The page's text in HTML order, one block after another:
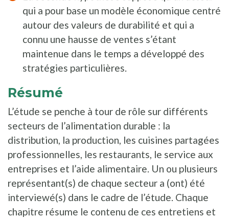
qui a pour base un modèle économique centré
autour des valeurs de durabilité et qui a
connu une hausse de ventes s’étant
maintenue dans le temps a développé des
stratégies particulières.
Résumé
L’étude se penche à tour de rôle sur différents
secteurs de l’alimentation durable : la
distribution, la production, les cuisines partagées
professionnelles, les restaurants, le service aux
entreprises et l’aide alimentaire. Un ou plusieurs
représentant(s) de chaque secteur a (ont) été
interviewé(s) dans le cadre de l’étude. Chaque
chapitre résume le contenu de ces entretiens et